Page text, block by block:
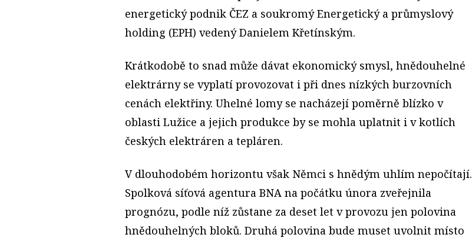
energetický podnik ČEZ a soukromý Energetický a průmyslový
holding (EPH) vedený Danielem Křetínským.
Krátkodobě to snad může dávat ekonomický smysl, hnědouhelné
elektrárny se vyplatí provozovat i při dnes nízkých burzovních
cenách elektřiny. Uhelné lomy se nacházejí poměrně blízko v
oblasti Lužice a jejich produkce by se mohla uplatnit i v kotlích
českých elektráren a tepláren.
V dlouhodobém horizontu však Němci s hnědým uhlím nepočítají.
Spolková síťová agentura BNA na počátku února zveřejnila
prognózu, podle níž zůstane za deset let v provozu jen polovina
hnědouhelných bloků. Druhá polovina bude muset uvolnit místo